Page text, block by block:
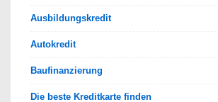
Ausbildungskredit
Autokredit
Baufinanzierung
Die beste Kreditkarte finden